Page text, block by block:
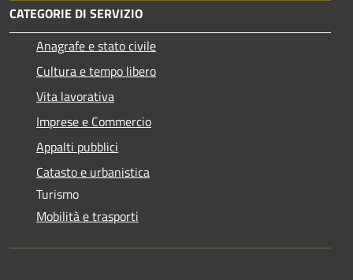
CATEGORIE DI SERVIZIO
Anagrafe e stato civile
Cultura e tempo libero
Vita lavorativa
Imprese e Commercio
Appalti pubblici
Catasto e urbanistica
Turismo
Mobilità e trasporti